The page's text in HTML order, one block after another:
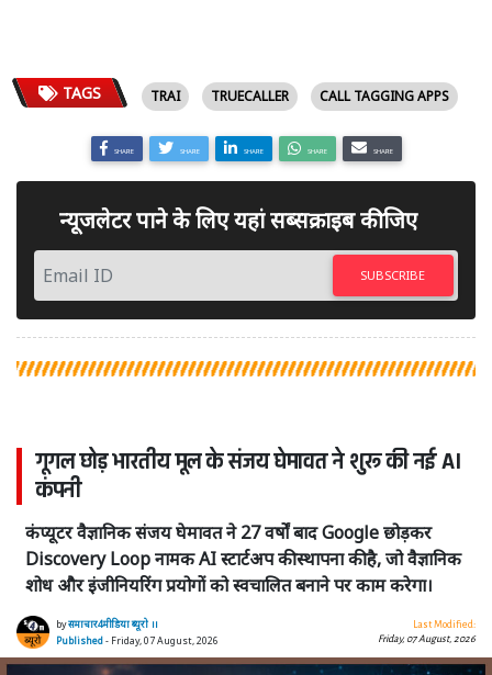
TAGS TRAI TRUECALLER CALL TAGGING APPS
SHARE SHARE SHARE SHARE SHARE
न्यूजलेटर पाने के लिए यहां सब्सक्राइब कीजिए
SUBSCRIBE
गूगल छोड़ भारतीय मूल के संजय घेमावत ने शुरू की नई AI
कंपनी
कंप्यूटर वैज्ञानिक संजय घेमावत ने 27 वर्षों बाद Google छोड़कर
Discovery Loop नामक AI स्टार्टअप की स्थापना की है, जो वैज्ञानिक
शोध और इंजीनियरिंग प्रयोगों को स्वचालित बनाने पर काम करेगा।
byसमाचार4मीडिया ब्यूरो ।।
Published- Friday, 07 August, 2026
Last Modified:
Friday, 07 August, 2026